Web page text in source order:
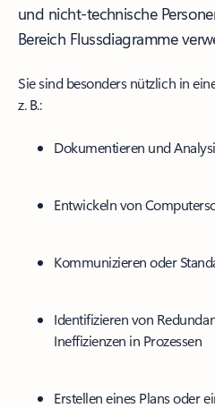
und nicht-technische
Bereich Flussdiagramme
Sie sind besonders nützlich in
z. B.:
Dokumentieren und
Entwickeln von
Kommunizieren oder
Identifizieren von
Ineffizienzen in Prozessen
Erstellen eines Plans oder